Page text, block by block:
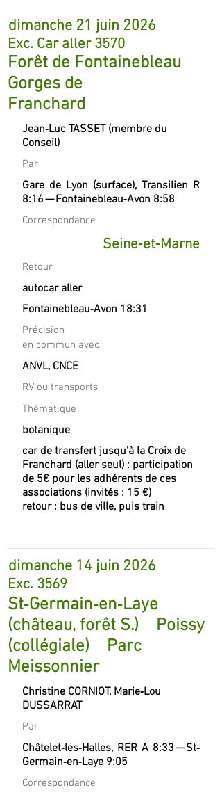
dimanche 21 juin 2026
Exc. Car aller 3570
Forêt de Fontainebleau
Gorges de
Franchard
Jean‐Luc TASSET (membre du
Conseil)
Par
Gare de Lyon (surface), Transilien R
8:16 — Fontainebleau‐Avon 8:58
Correspondance
Seine‐et‐Marne
Retour
autocar aller
Fontainebleau‐Avon 18:31
Précision
en commun avec
ANVL, CNCE
RV ou transports
Thématique
botanique
car de transfert jusqu’à la Croix de
Franchard (aller seul) : participation
de 5€ pour les adhérents de ces
associations (invités : 15 €)
retour : bus de ville, puis train
dimanche 14 juin 2026
Exc. 3569
St‐Germain‐en‐Laye
(château, forêt S.) Poissy
(collégiale) Parc
Meissonnier
Christine CORNIOT, Marie‐Lou
DUSSARRAT
Par
Châtelet‐les‐Halles, RER A 8:33 — St‐
Germain‐en‐Laye 9:05
Correspondance